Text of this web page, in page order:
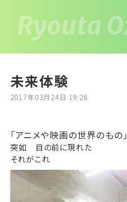
未来体験
2017年03月24日 19:26
「アニメや映画の世界のもの」
突如 目の前に現れた
それがこれ